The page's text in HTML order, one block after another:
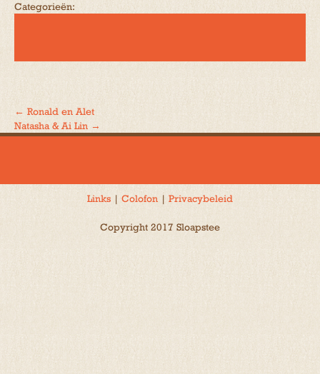
Categorieën:
Bericht
← Ronald en Alet
Natasha & Ai Lin →
Links | Colofon | Privacybeleid
Copyright 2017 Sloapstee